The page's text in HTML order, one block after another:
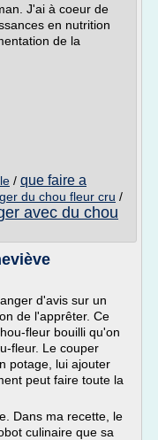
J'ai à coeur de
en nutrition
de la
/ que faire a
du chou fleur cru /
avec du chou
d'avis sur un
de l'apprêter. Ce
fleur bouilli qu'on
fleur. Le couper
potage, lui ajouter
peut faire toute la
Dans ma recette, le
culinaire que sa